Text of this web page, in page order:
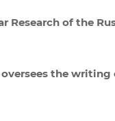
Research of the
oversees the